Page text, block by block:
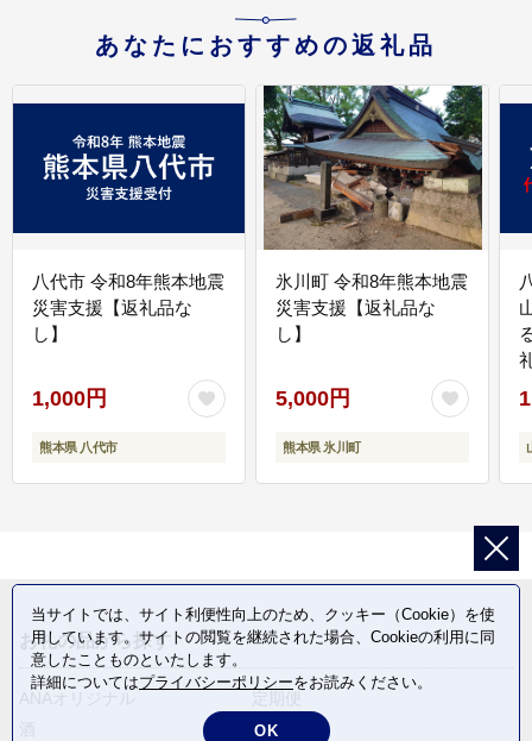
あなたにおすすめの返礼品
八代市 令和8年熊本地震
災害支援【返礼品な
し】
1,000円
熊本県 八代市
氷川町 令和8年熊本地震
災害支援【返礼品な
し】
5,000円
熊本県 氷川町
お礼の品から探す
肉類
当サイトでは、サイト利便性向上のため、クッキー（Cookie）を使
用しています。サイトの閲覧を継続された場合、Cookieの利用に同
意したことものといたします。
詳細についてはプライバシーポリシーをお読みください。
OK